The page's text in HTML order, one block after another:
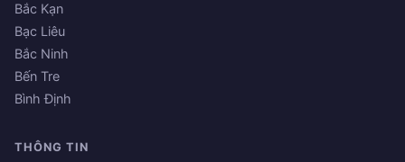
Bắc Kạn
Bạc Liêu
Bắc Ninh
Bến Tre
Bình Định
THÔNG TIN